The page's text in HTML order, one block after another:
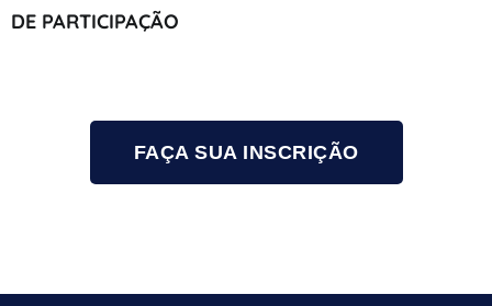
DE PARTICIPAÇÃO
FAÇA SUA INSCRIÇÃO